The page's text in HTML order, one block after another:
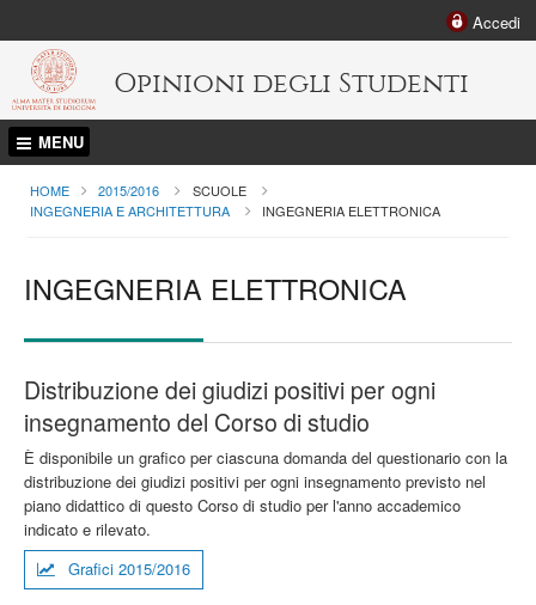
Accedi
Opinioni degli Studenti
MENU
HOME 2015/2016
SCUOLE
INGEGNERIA E ARCHITETTURA
CURRENT:
INGEGNERIA ELETTRONICA
INGEGNERIA ELETTRONICA
Distribuzione dei giudizi positivi per ogni
insegnamento del Corso di studio
È disponibile un grafico per ciascuna domanda del questionario con la
distribuzione dei giudizi positivi per ogni insegnamento previsto nel
piano didattico di questo Corso di studio per l'anno accademico
indicato e rilevato.
Grafici 2015/2016